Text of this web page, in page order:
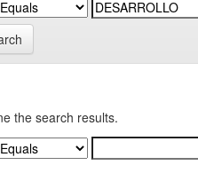
the search results.